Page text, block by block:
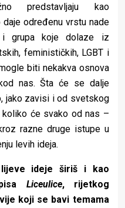
predstavljaju kao
daje određenu vrstu nade
i grupa koje dolaze iz
feminističkih, LGBT i
biti nekakva osnova
nas. Šta će se dalje
jako zavisi i od svetskog
će svako od nas –
razne druge istupe u
levih ideja.
ideje širiš i kao
Liceulice, rijetkog
koji se bavi temama